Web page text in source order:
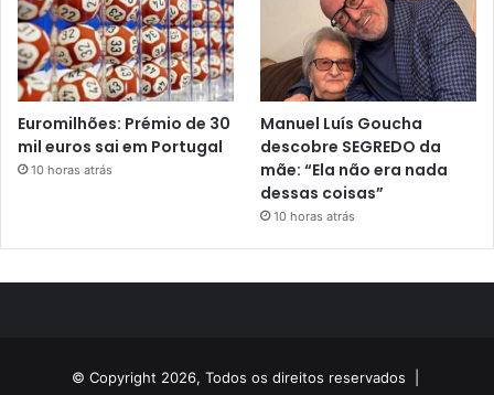
Euromilhões: Prémio de 30
mil euros sai em Portugal
10 horas atrás
Manuel Luís Goucha
descobre SEGREDO da
mãe: “Ela não era nada
dessas coisas”
10 horas atrás
© Copyright 2026, Todos os direitos reservados |